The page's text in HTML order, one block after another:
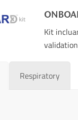
Kit
Respiratory